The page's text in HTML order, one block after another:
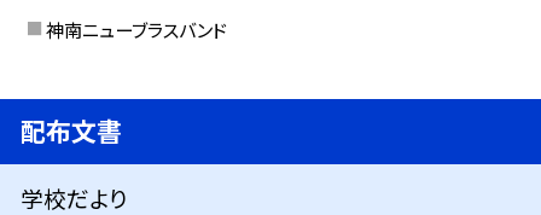
神南ニューブラスバンド
配布文書
学校だより